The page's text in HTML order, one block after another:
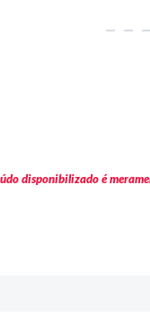
disponibilizado é